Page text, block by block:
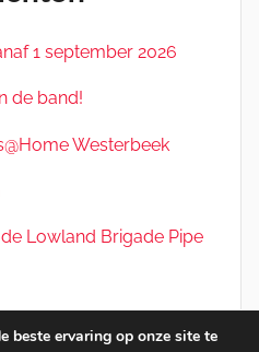
1 september 2026
de band!
Westerbeek
Lowland Brigade Pipe
beste ervaring op onze site te